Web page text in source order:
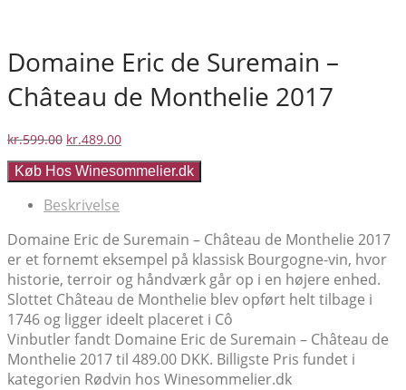
Domaine Eric de Suremain –
Château de Monthelie 2017
kr.599.00 Den
pris
kr.599.00.
kr.489.00Den
pris
Køb Hos Winesommelier.dk
Beskrivelse
Domaine Eric de Suremain – Château de Monthelie 2017
er et fornemt eksempel på klassisk Bourgogne-vin, hvor
historie, terroir og håndværk går op i en højere enhed.
Slottet Château de Monthelie blev opført helt tilbage i
1746 og ligger ideelt placeret i Cô
Vinbutler fandt Domaine Eric de Suremain – Château de
Monthelie 2017 til 489.00 DKK. Billigste Pris fundet i
kategorien Rødvin hos Winesommelier.dk